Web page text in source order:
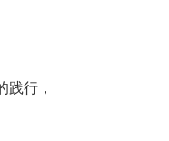
践行，